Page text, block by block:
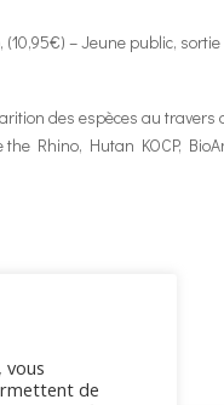
– Jeune public, sortie
des espèces au
Rhino, Hutan KOCP,
vous
de